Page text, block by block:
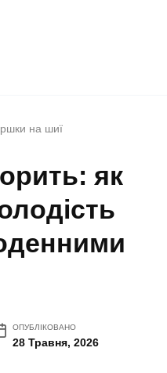
на шиї
як
ОПУБЛІКОВАНО
28 Травня, 2026